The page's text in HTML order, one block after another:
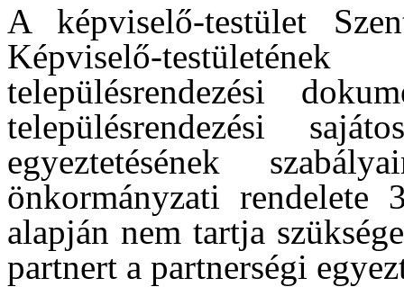
A képviselő-testület
Képviselő-
településrendezési
településrendezési
egyeztetésének
önkormányzati rendelete
alapján nem tartja
partnert a partnerségi